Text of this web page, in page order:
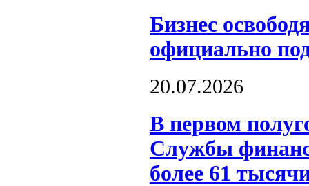
Бизнес
официально
20.07.2026
В первом
Службы
более 61